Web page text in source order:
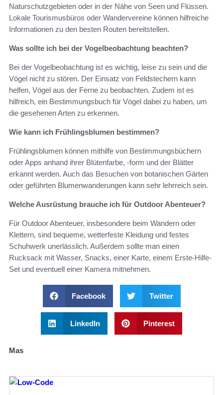
Naturschutzgebieten oder in der Nähe von Seen und Flüssen.
Lokale Tourismusbüros oder Wandervereine können hilfreiche
Informationen zu den besten Routen bereitstellen.
Was sollte ich bei der Vogelbeobachtung beachten?
Bei der Vogelbeobachtung ist es wichtig, leise zu sein und die
Vögel nicht zu stören. Der Einsatz von Feldstechern kann
helfen, Vögel aus der Ferne zu beobachten. Zudem ist es
hilfreich, ein Bestimmungsbuch für Vögel dabei zu haben, um
die gesehenen Arten zu erkennen.
Wie kann ich Frühlingsblumen bestimmen?
Frühlingsblumen können mithilfe von Bestimmungsbüchern
oder Apps anhand ihrer Blütenfarbe, -form und der Blätter
erkannt werden. Auch das Besuchen von botanischen Gärten
oder geführten Blumenwanderungen kann sehr lehrreich sein.
Welche Ausrüstung brauche ich für Outdoor Abenteuer?
Für Outdoor Abenteuer, insbesondere beim Wandern oder
Klettern, sind bequeme, wetterfeste Kleidung und festes
Schuhwerk unerlässlich. Außerdem sollte man einen
Rucksack mit Wasser, Snacks, einer Karte, einem Erste-Hilfe-
Set und eventuell einer Kamera mitnehmen.
Facebook Twitter
LinkedIn Pinterest
Mas